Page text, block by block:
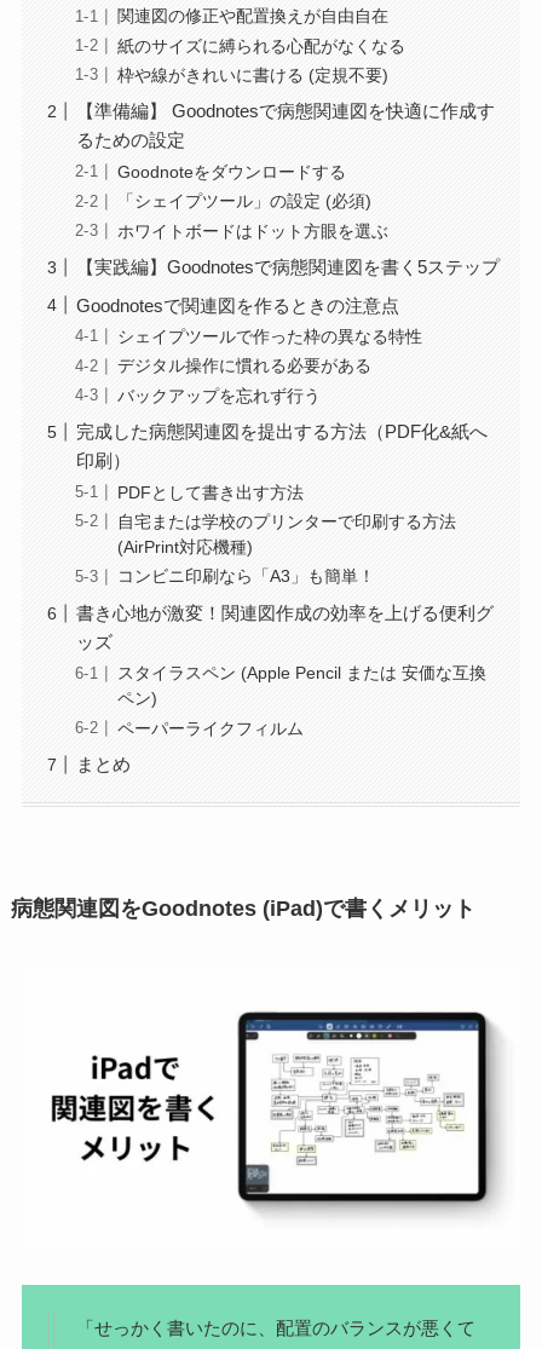
関連図の修正や配置換えが自由自在
紙のサイズに縛られる心配がなくなる
枠や線がきれいに書ける (定規不要)
【準備編】 Goodnotesで病態関連図を快適に作成す
るための設定
Goodnoteをダウンロードする
「シェイプツール」の設定 (必須)
ホワイトボードはドット方眼を選ぶ
【実践編】Goodnotesで病態関連図を書く5ステップ
Goodnotesで関連図を作るときの注意点
シェイプツールで作った枠の異なる特性
デジタル操作に慣れる必要がある
バックアップを忘れず行う
完成した病態関連図を提出する方法（PDF化&紙へ
印刷）
PDFとして書き出す方法
自宅または学校のプリンターで印刷する方法
(AirPrint対応機種)
コンビニ印刷なら「A3」も簡単！
書き心地が激変！関連図作成の効率を上げる便利グ
ッズ
スタイラスペン (Apple Pencil または 安価な互換
ペン)
ペーパーライクフィルム
まとめ
病態関連図をGoodnotes (iPad)で書くメリット
「せっかく書いたのに、配置のバランスが悪くて